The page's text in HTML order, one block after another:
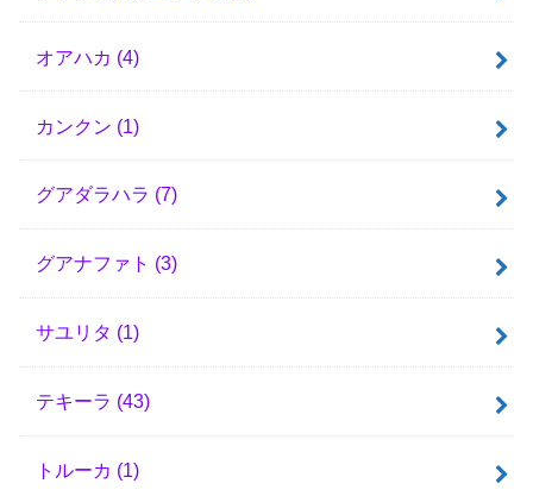
オアハカ (4)
カンクン (1)
グアダラハラ (7)
グアナファト (3)
サユリタ (1)
テキーラ (43)
トルーカ (1)